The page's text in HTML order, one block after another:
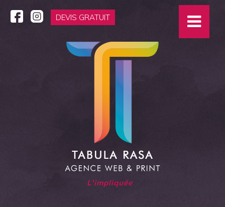
DEVIS GRATUIT
L'im |